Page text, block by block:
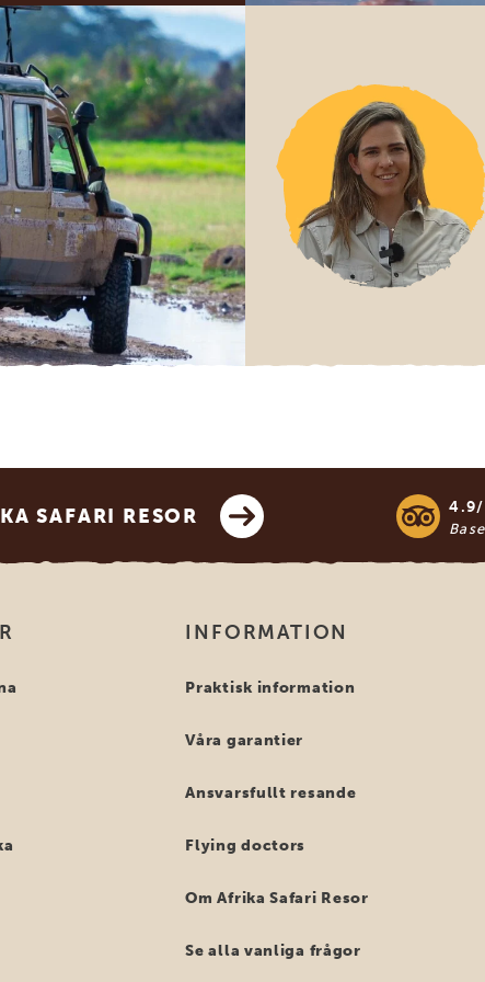
SAFARI RESOR
INFORMATION
Praktisk information
Våra garantier
Ansvarsfullt resande
Flying doctors
Om Afrika Safari Resor
Se alla vanliga frågor